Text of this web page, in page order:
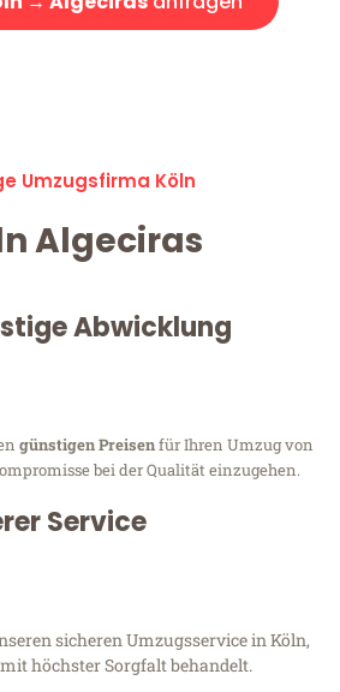
Umzugsfirma Köln
Algeciras
Abwicklung
günstigen Preisenfür Ihren Umzug von
bei der Qualität einzugehen.
Service
sicheren Umzugsservice in Köln,
höchster Sorgfalt behandelt.